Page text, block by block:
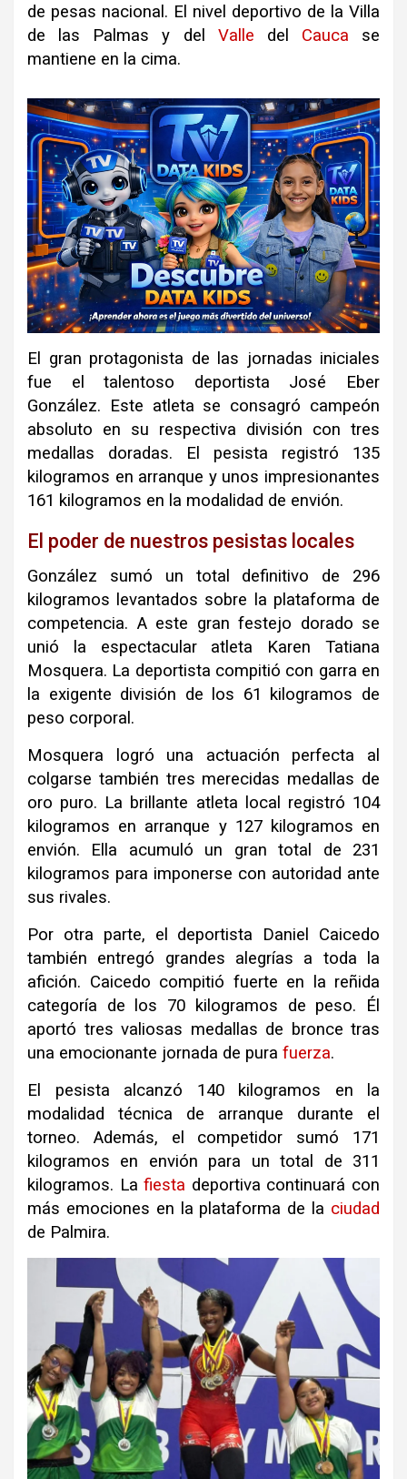
de pesas nacional. El nivel deportivo de la Villa
de las Palmas y del Valle del Cauca se
mantiene en la cima.
El gran protagonista de las jornadas iniciales
fue el talentoso deportista José Eber
González. Este atleta se consagró campeón
absoluto en su respectiva división con tres
medallas doradas. El pesista registró 135
kilogramos en arranque y unos impresionantes
161 kilogramos en la modalidad de envión.
El poder de nuestros pesistas locales
González sumó un total definitivo de 296
kilogramos levantados sobre la plataforma de
competencia. A este gran festejo dorado se
unió la espectacular atleta Karen Tatiana
Mosquera. La deportista compitió con garra en
la exigente división de los 61 kilogramos de
peso corporal.
Mosquera logró una actuación perfecta al
colgarse también tres merecidas medallas de
oro puro. La brillante atleta local registró 104
kilogramos en arranque y 127 kilogramos en
envión. Ella acumuló un gran total de 231
kilogramos para imponerse con autoridad ante
sus rivales.
Por otra parte, el deportista Daniel Caicedo
también entregó grandes alegrías a toda la
afición. Caicedo compitió fuerte en la reñida
categoría de los 70 kilogramos de peso. Él
aportó tres valiosas medallas de bronce tras
una emocionante jornada de pura fuerza.
El pesista alcanzó 140 kilogramos en la
modalidad técnica de arranque durante el
torneo. Además, el competidor sumó 171
kilogramos en envión para un total de 311
kilogramos. Lafiesta deportiva continuará con
más emociones en la plataforma de la ciudad
de Palmira.